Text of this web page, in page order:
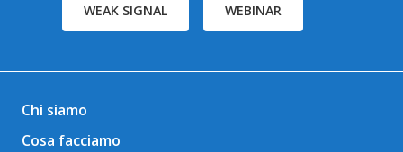
WEAK SIGNAL WEBINAR
Chi siamo
Cosa facciamo